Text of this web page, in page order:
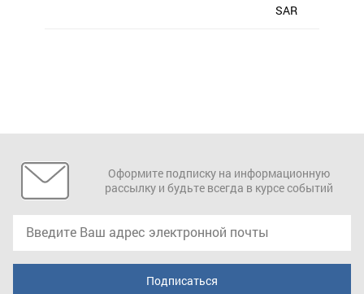
SAR
Оформите подписку на информационную
рассылку и будьте всегда в курсе событий